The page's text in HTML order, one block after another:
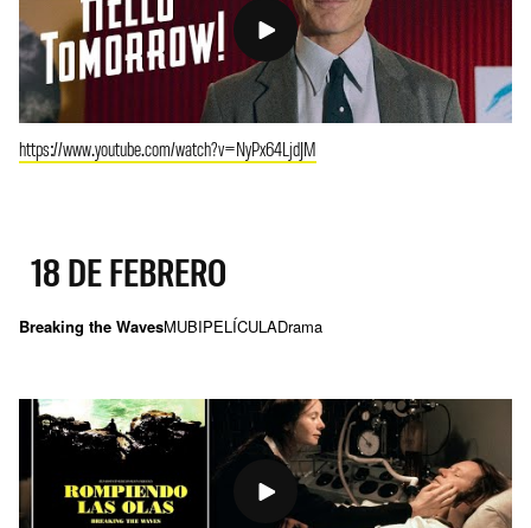
https://www.youtube.com/watch?v=NyPx64LjdJM
18 DE FEBRERO
Breaking the WavesMUBIPELÍCULADrama